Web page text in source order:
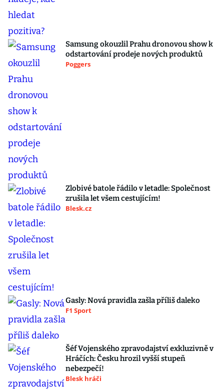
Samsung okouzlil Prahu dronovou show k
odstartování prodeje nových produktů
Poggers
Zlobivé batole řádilo v letadle: Společnost
zrušila let všem cestujícím!
Blesk.cz
Gasly: Nová pravidla zašla příliš daleko
F1 Sport
Šéf Vojenského zpravodajství exkluzivně v
Hráčích: Česku hrozil vyšší stupeň
nebezpečí!
Blesk hráči